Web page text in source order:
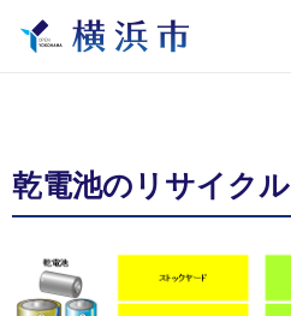
乾電池のリサイクル